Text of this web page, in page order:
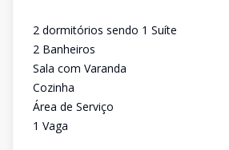
2 dormitórios sendo 1 Suíte
2 Banheiros
Sala com Varanda
Cozinha
Área de Serviço
1 Vaga